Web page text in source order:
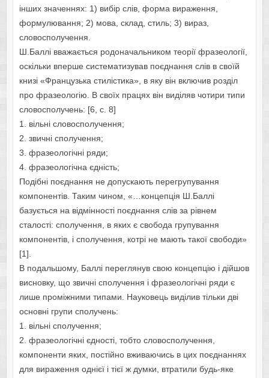
інших значеннях: 1) вибір слів, форма вираження,
формулювання; 2) мова, склад, стиль; 3) вираз,
словосполучення.
Ш.Баллі вважається родоначальником теорії фразеології,
оскільки вперше систематизував поєднання слів в своїй
книзі «Французька стилістика», в яку він включив розділ
про фразеологію. В своїх працях він виділяв чотири типи
словосполучень: [6, c. 8]
1. вільні словосполучення;
2. звичні сполучення;
3. фразеологічні ряди;
4. фразеологічна єдність;
Подібні поєднання не допускають перегрупування
компонентів. Таким чином, «…концепція Ш.Баллі
базується на відмінності поєднання слів за рівнем
сталості: сполучення, в яких є свобода групування
компонентів, і сполучення, котрі не мають такої свободи»
[1].
В подальшому, Баллі переглянув свою концепцію і дійшов
висновку, що звичні сполучення і фразеологічні ряди є
лише проміжними типами. Науковець виділив тільки дві
основні групи сполучень:
1. вільні сполучення;
2. фразеологічні єдності, тобто словосполучення,
компоненти яких, постійно вживаючись в цих поєднаннях
для вираження однієї і тієї ж думки, втратили будь-яке